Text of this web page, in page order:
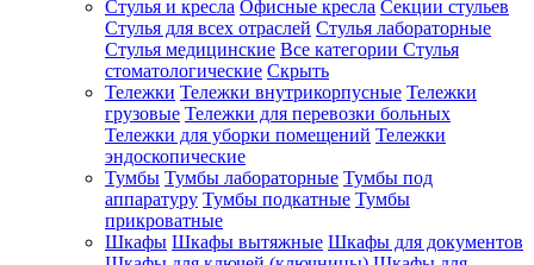
Стулья и кресла Офисные кресла Секции стульев
Стулья для всех отраслей Стулья лабораторные
Стулья медицинские Все категории Стулья
стоматологические Скрыть
Тележки Тележки внутрикорпусные Тележки
грузовые Тележки для перевозки больных
Тележки для уборки помещений Тележки
эндоскопические
Тумбы Тумбы лабораторные Тумбы под
аппаратуру Тумбы подкатные Тумбы
прикроватные
Шкафы Шкафы вытяжные Шкафы для документов